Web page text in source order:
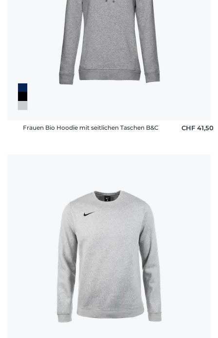
Frauen Bio Hoodie mit seitlichen Taschen B&C CHF 41,50